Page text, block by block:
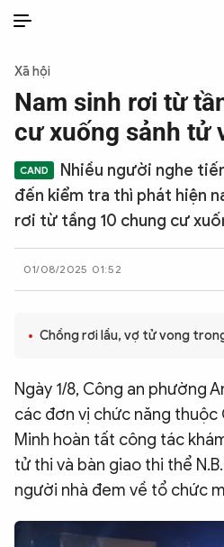
THỜI SỰ
CHỐNG DIỄN BIẾN HÒA BÌNH
CÔNG AN TRONG LÒNG DÂN
VĂN HÓA - THỂ THAO
BẠN ĐỌC & CAND
Xã hội
Nam sinh rơi từ
cư xuống sảnh tử
Nhiều người nghe
đến kiểm tra thì phát hiện
rơi từ tầng 10 chung cư
01/08/2025 01:52
Chồng rơi lầu, vợ tử vong
Ngày 1/8, Công an phường
các đơn vị chức năng thuộc
Minh hoàn tất công tác
tử thi và bàn giao thi thể
người nhà đem về tổ chức